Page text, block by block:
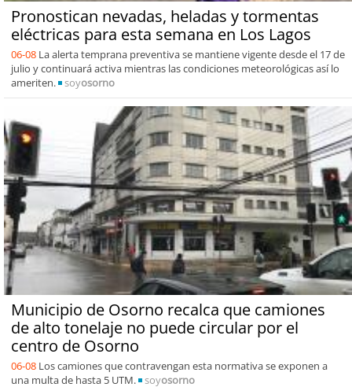
Pronostican nevadas, heladas y tormentas
eléctricas para esta semana en Los Lagos
06-08 La alerta temprana preventiva se mantiene vigente desde el 17 de
julio y continuará activa mientras las condiciones meteorológicas así lo
ameriten.
soyosorno
Municipio de Osorno recalca que camiones
de alto tonelaje no puede circular por el
centro de Osorno
06-08 Los camiones que contravengan esta normativa se exponen a
una multa de hasta 5 UTM.
soyosorno